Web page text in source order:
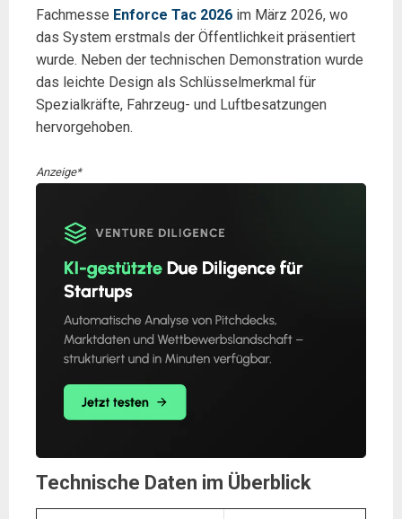
Fachmesse Enforce Tac 2026 im März 2026, wo
das System erstmals der Öffentlichkeit präsentiert
wurde. Neben der technischen Demonstration wurde
das leichte Design als Schlüsselmerkmal für
Spezialkräfte, Fahrzeug- und Luftbesatzungen
hervorgehoben.
Anzeige*
Technische Daten im Überblick